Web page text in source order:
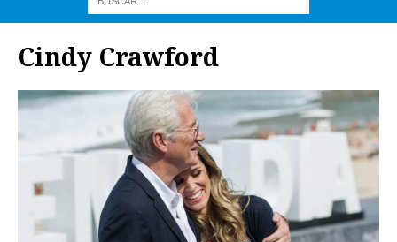
Cindy Crawford